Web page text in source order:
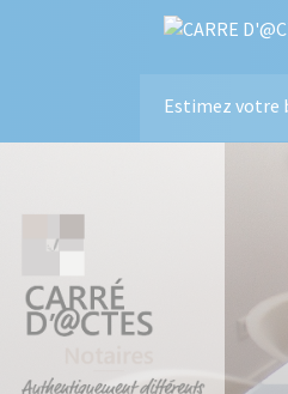
Estimez votre